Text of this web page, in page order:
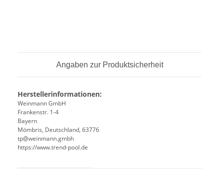
Angaben zur Produktsicherheit
Herstellerinformationen:
Weinmann GmbH
Frankenstr. 1-4
Bayern
Mömbris, Deutschland, 63776
tp@weinmann.gmbh
https://www.trend-pool.de